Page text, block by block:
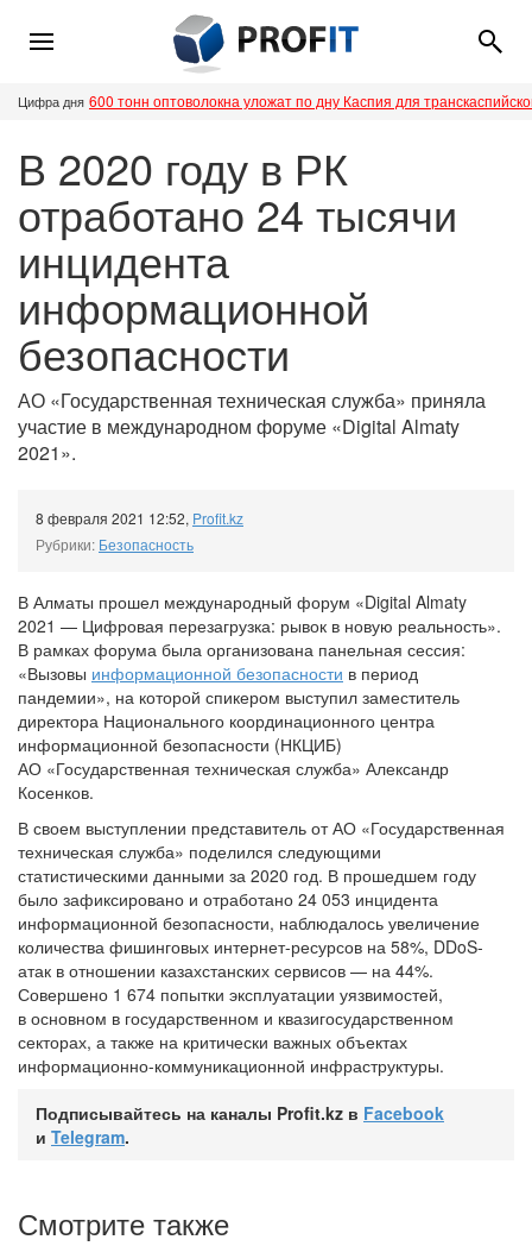
Цифра дня 600 тонн оптоволокна уложат по дну Каспия для
В 2020 году в РК
отработано 24 тысячи
инцидента
информационной
безопасности
АО «Государственная техническая служба» приняла
участие в международном форуме «Digital Almaty
2021».
8 февраля 2021 12:52, Profit.kz
Рубрики: Безопасность
В Алматы прошел международный форум «Digital Almaty
2021 — Цифровая перезагрузка: рывок в новую реальность».
В рамках форума была организована панельная сессия:
«Вызовы информационной безопасности в период
пандемии», на которой спикером выступил заместитель
директора Национального координационного центра
информационной безопасности (НКЦИБ)
АО «Государственная техническая служба» Александр
Косенков.
В своем выступлении представитель от АО «Государственная
техническая служба» поделился следующими
статистическими данными за 2020 год. В прошедшем году
было зафиксировано и отработано 24 053 инцидента
информационной безопасности, наблюдалось увеличение
количества фишинговых интернет-ресурсов на 58%, DDoS-
атак в отношении казахстанских сервисов — на 44%.
Совершено 1 674 попытки эксплуатации уязвимостей,
в основном в государственном и квазигосударственном
секторах, а также на критически важных объектах
информационно-коммуникационной инфраструктуры.
Подписывайтесь на каналы Profit.kz в Facebook
и Telegram.
Смотрите также